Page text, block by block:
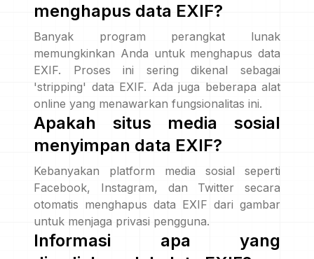
menghapus data EXIF?
Banyak program perangkat lunak
memungkinkan Anda untuk menghapus data
EXIF. Proses ini sering dikenal sebagai
'stripping' data EXIF. Ada juga beberapa alat
online yang menawarkan fungsionalitas ini.
Apakah situs media sosial
menyimpan data EXIF?
Kebanyakan platform media sosial seperti
Facebook, Instagram, dan Twitter secara
otomatis menghapus data EXIF dari gambar
untuk menjaga privasi pengguna.
Informasi apa yang